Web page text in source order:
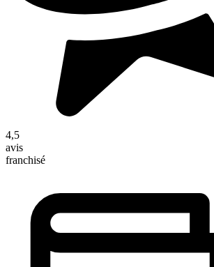
4,5
avis
franchisé